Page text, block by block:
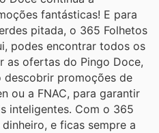
fantásticas! E para
pitada, o 365 Folhetos
podes encontrar todos os
as ofertas do Pingo Doce,
descobrir promoções de
ou a FNAC, para garantir
inteligentes. Com o 365
e ficas sempre a